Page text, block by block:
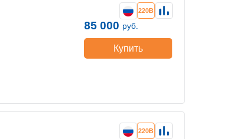
220В
85 000 руб.
Купить
220В